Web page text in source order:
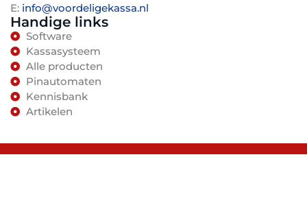
E: info@voordeligekassa.nl
Handige links
Software
Kassasysteem
Alle producten
Pinautomaten
Kennisbank
Artikelen